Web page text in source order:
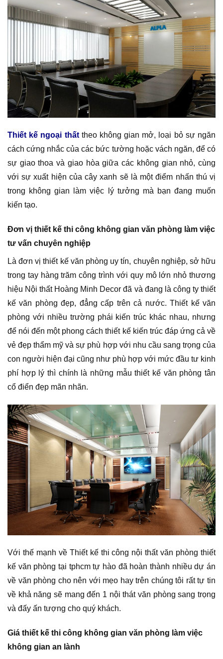
Thiết kế ngoại thấttheo không gian mở, loại bỏ sự ngăn
cách cứng nhắc của các bức tường hoặc vách ngăn, để có
sự giao thoa và giao hòa giữa các không gian nhỏ, cùng
với sự xuất hiện của cây xanh sẽ là một điểm nhấn thú vị
trong không gian làm việc lý tưởng mà bạn đang muốn
kiến tạo.
Đơn vị thiết kế thi công không gian văn phòng làm việc
tư vấn chuyên nghiệp
Là đơn vị thiết kế văn phòng uy tín, chuyên nghiệp, sở hữu
trong tay hàng trăm công trình với quy mô lớn nhỏ thương
hiệu Nội thất Hoàng Minh Decor đã và đang là công ty thiết
kế văn phòng đẹp, đẳng cấp trên cả nước. Thiết kế văn
phòng với nhiều trường phái kiến trúc khác nhau, nhưng
để nói đến một phong cách thiết kế kiến trúc đáp ứng cả về
vẻ đẹp thẩm mỹ và sự phù hợp với nhu cầu sang trọng của
con người hiện đại cũng như phù hợp với mức đầu tư kinh
phí hợp lý thì chính là những mẫu thiết kế văn phòng tân
cổ điển đẹp mãn nhãn.
Với thế mạnh về Thiết kế thi công nội thất văn phòng thiết
kế văn phòng tại tphcm tự hào đã hoàn thành nhiều dự án
về văn phòng cho nên với mẹo hay trên chúng tôi rất tự tin
về khả năng sẽ mang đến 1 nội thát văn phòng sang trọng
và đấy ấn tượng cho quý khách.
Giá thiết kế thi công không gian văn phòng làm việc
không gian an lành